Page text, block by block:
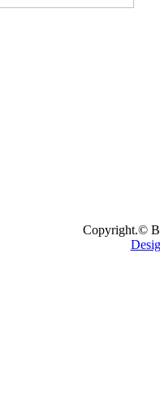
Copyright.©